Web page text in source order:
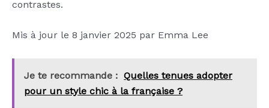
contrastes.
Mis à jour le 8 janvier 2025 par Emma Lee
Je te recommande : Quelles tenues adopter
pour un style chic à la française ?